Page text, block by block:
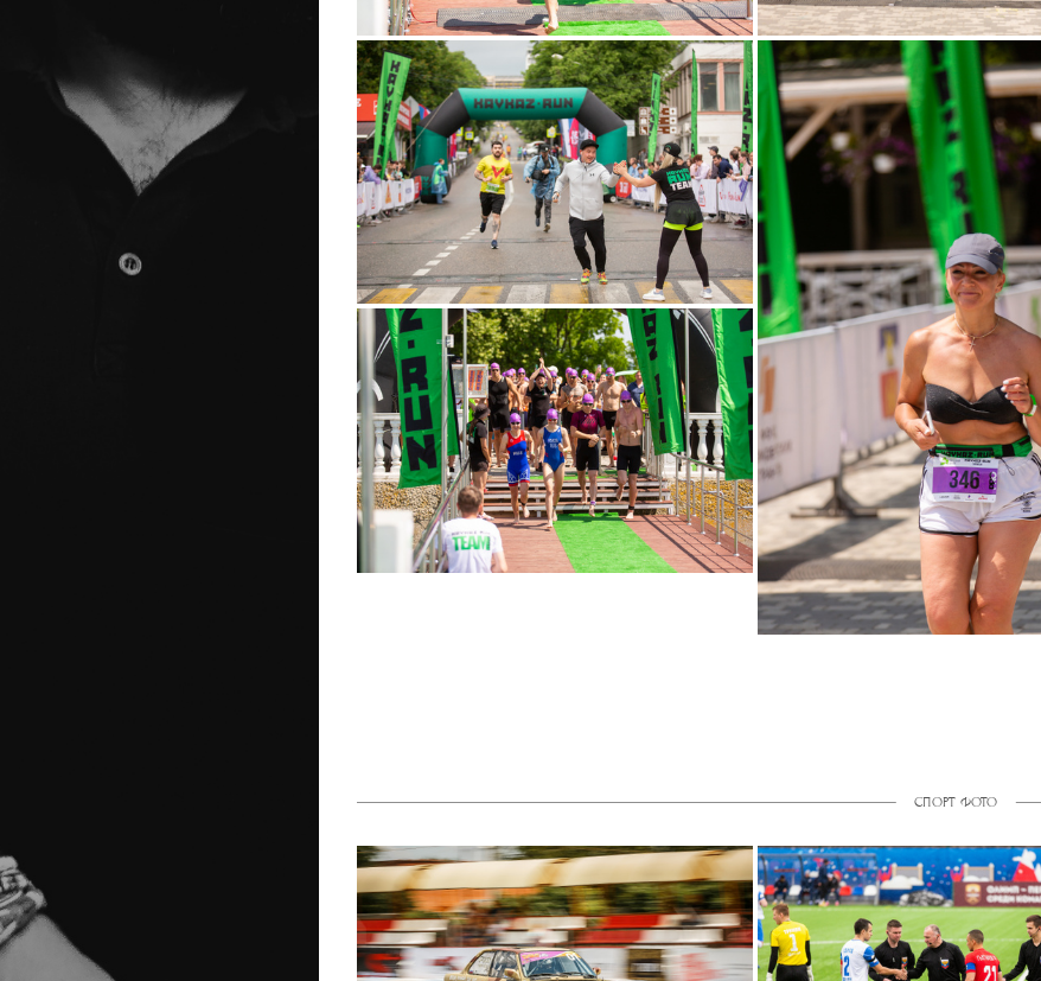
СПОРТ ФОТО